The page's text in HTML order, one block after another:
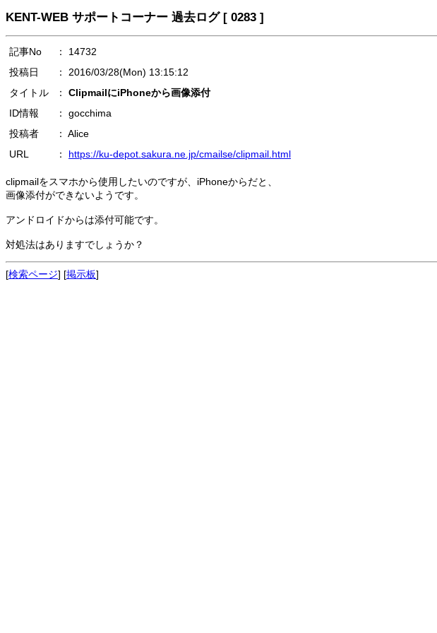
KENT-WEB サポートコーナー 過去ログ [ 0283 ]
記事No
： 14732
投稿日
： 2016/03/28(Mon) 13:15:12
タイトル
： ClipmailにiPhoneから画像添付
ID情報
： gocchima
投稿者
： Alice
URL
： https://ku-depot.sakura.ne.jp/cmailse/clipmail.html
clipmailをスマホから使用したいのですが、iPhoneからだと、
画像添付ができないようです。
アンドロイドからは添付可能です。
対処法はありますでしょうか？
[検索ページ] [掲示板]